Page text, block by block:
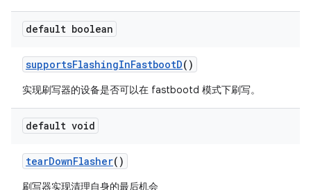
default boolean
supportsFlashingInFastbootD()
实现刷写器的设备是否可以在 fastbootd 模式下刷写。
default void
tearDownFlasher()
刷写器实现清理自身的最后机会